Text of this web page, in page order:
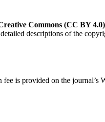
Commons (CC BY
descriptions of the
is provided on the